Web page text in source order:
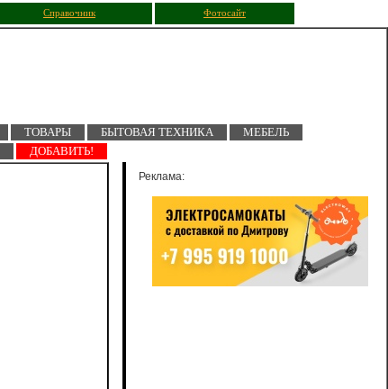
Справочник Фотосайт
ТОВАРЫ БЫТОВАЯ ТЕХНИКА
МЕБЕЛЬ
ДОБАВИТЬ!
Реклама: